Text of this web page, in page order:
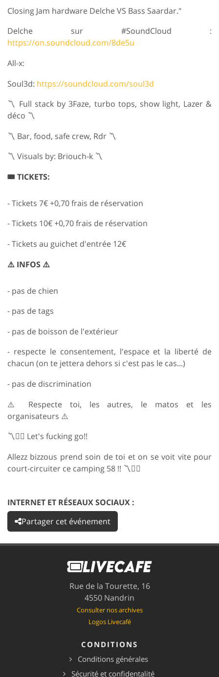
Closing Jam hardware Delche VS Bass Saardar."
Delche sur #SoundCloud :
https://on.soundcloud.com/8de5u
All-x:
Soul3d: https://soundcloud.com/soul3d
〽️ Full stack by 3Faze, turbo tops, show light, Lazer &
déco 〽️
〽️ Bar, food, safe crew, Rdr 〽️
〽️ Visuals by: Briouch-k 〽️
🎟️ TICKETS:
- Tickets 7€ +0,70 frais de réservation
- Tickets 10€ +0,70 frais de réservation
- Tickets au guichet d'entrée 12€
⚠️ INFOS ⚠️
- pas de chien
- pas de tags
- pas de boisson de l'extérieur
- respecte le consentement, l'espace et la liberté de
chacun (on te jettera dehors si c'est pas le cas...)
- pas de discrimination
⚠️ Respecte toi, les autres, le matos et les
organisateurs ⚠️
〽️🏴‍☠️ Let's fucking go!!
Allezz bizzous prend soin de toi et on se voit vite pour
court-circuiter ce camping 58 !! 〽️🏴‍☠️
INTERNET ET RÉSEAUX SOCIAUX :
Partager cet événement
Rue de la Tourette, 16
4550 Nandrin
Consulter nos archives
Logos Livecafé
CONDITIONS
Conditions générales
Sécurité et confidentalité